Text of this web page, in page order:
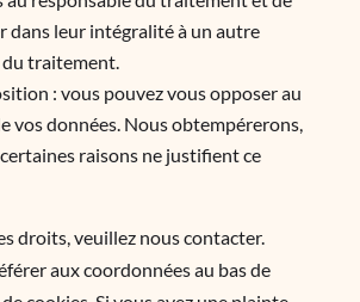
dans leur intégralité à un autre
traitement.
: vous pouvez vous opposer au
vos données. Nous obtempérerons,
raisons ne justifient ce
droits, veuillez nous contacter.
aux coordonnées au bas de